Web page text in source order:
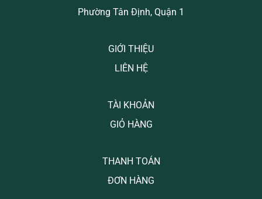
Phường Tân Định, Quận 1
GIỚI THIỆU
LIÊN HỆ
TÀI KHOẢN
GIỎ HÀNG
THANH TOÁN
ĐƠN HÀNG